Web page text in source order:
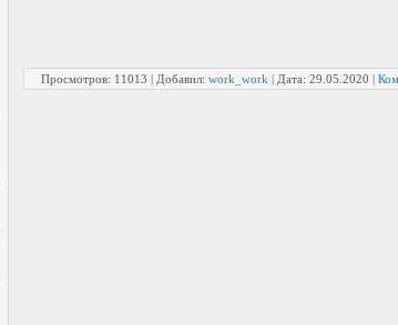
Просмотров: 11013 | Добавил: work_work | Дата: 29.05.2020